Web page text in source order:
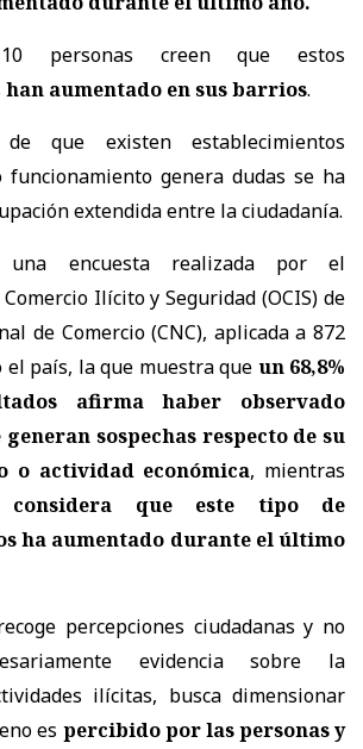
personas creen que estos
han aumentado en sus barrios.
que existen establecimientos
funcionamiento genera dudas se ha
extendida entre la ciudadanía.
encuesta realizada por el
Ilícito y Seguridad (OCIS) de
de Comercio (CNC), aplicada a 872
el país, la que muestra que un 68,8%
afirma haber observado
sospechas respecto de su
o actividad económica, mientras
considera que este tipo de
ha aumentado durante el último
percepciones ciudadanas y no
evidencia sobre la
ilícitas, busca dimensionar
es percibido por las personas y